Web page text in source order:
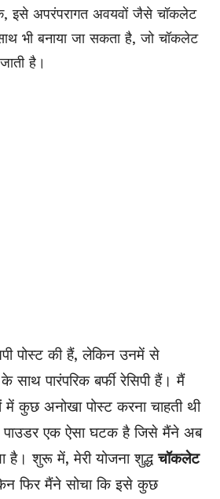
इसे अपरंपरागत अवयवों जैसे चॉकलेट
भी बनाया जा सकता है, जो चॉकलेट
है।
पोस्ट की हैं, लेकिन उनमें से
साथ पारंपरिक बर्फी रेसिपी हैं। मैं
में कुछ अनोखा पोस्ट करना चाहती थी
एक ऐसा घटक है जिसे मैंने अब
है। शुरू में, मेरी योजना शुद्धचॉकलेट
फिर मैंने सोचा कि इसे कुछ